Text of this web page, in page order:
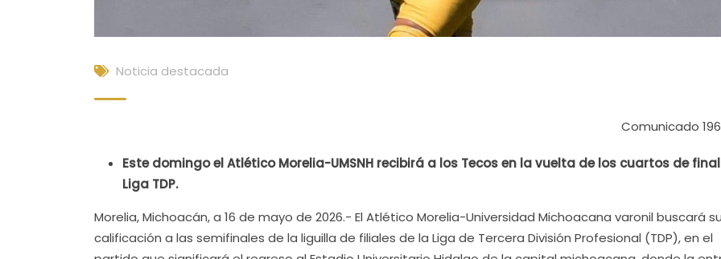
Noticia destacada
Comunicado
Este domingo el Atlético Morelia-UMSNH recibirá a los Tecos en la vuelta de los cuartos de
Liga TDP.
Morelia, Michoacán, a 16 de mayo de 2026.- El Atlético Morelia-Universidad Michoacana varonil buscará
calificación a las semifinales de la liguilla de filiales de la Liga de Tercera División Profesional (TDP), en el